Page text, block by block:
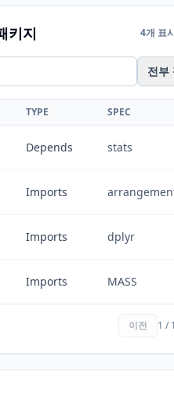
키지 4개 표
전부
TYPE SPEC
Depends stats
Imports
Imports dplyr
Imports MASS
이전 1 / 1